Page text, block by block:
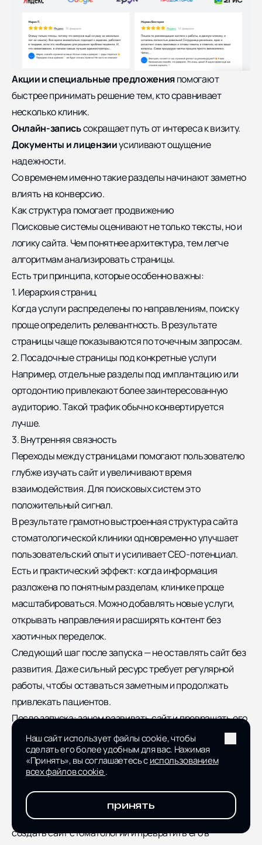
Акции и специальные предложенияпомогают
быстрее принимать решение тем, кто сравнивает
несколько клиник.
Онлайн-записьсокращает путь от интереса к визиту.
Документы и лицензииусиливают ощущение
надежности.
Со временем именно такие разделы начинают заметно
влиять на конверсию.
Как структура помогает продвижению
Поисковые системы оценивают не только тексты, но и
логику сайта. Чем понятнее архитектура, тем легче
алгоритмам анализировать страницы.
Есть три принципа, которые особенно важны:
1. Иерархия страниц
Когда услуги распределены по направлениям, поиску
проще определить релевантность. В результате
страницы чаще показываются по точечным запросам.
2. Посадочные страницы под конкретные услуги
Например, отдельные разделы под имплантацию или
ортодонтию привлекают более заинтересованную
аудиторию. Такой трафик обычно конвертируется
лучше.
3. Внутренняя связность
Переходы между страницами помогают пользователю
глубже изучать сайт и увеличивают время
взаимодействия. Для поисковых систем это
положительный сигнал.
В результате грамотно выстроенная структура сайта
стоматологической клиники одновременно улучшает
пользовательский опыт и усиливает СЕО-потенциал.
Есть и практический эффект: когда информация
разложена по понятным разделам, клинике проще
масштабироваться. Можно добавлять новые услуги,
открывать направления и расширять контент без
хаотичных переделок.
Следующий шаг после запуска — не оставлять сайт без
развития. Даже сильный ресурс требует регулярной
работы, чтобы оставаться заметным и продолжать
привлекать пациентов.
После запуска: зачем развивать сайт и превращать его
в канал постоянного привлечения пациентов
Важно относиться к веб-ресурсу как к живому
инструменту бизнеса. Он должен адаптироваться к
расти без резких скачков расходов.
Ниже — ключевые направления, которые позволяют
создать сайт стоматологии и превратить его в
Наш сайт использует файлы cookie, чтобы
сделать его более удобным для вас. Нажимая
«Принять», вы соглашаетесь сиспользованием
всех файлов cookie.
принять